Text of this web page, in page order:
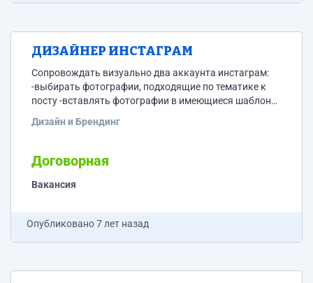
ДИЗАЙНЕР ИНСТАГРАМ
Сопровождать визуально два аккаунта инстаграм:
-выбирать фотографии, подходящие по тематике к
посту -вставлять фотографии в имеющиеся шаблоны
Дизайн и Брендинг
Договорная
Вакансия
Опубликовано7 лет назад